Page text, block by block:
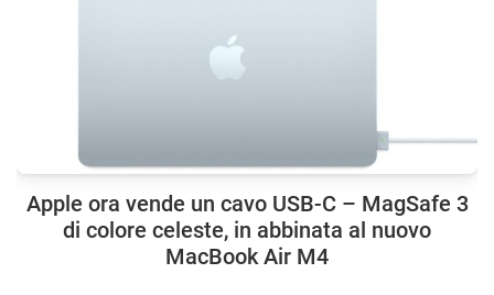
Apple ora vende un cavo USB-C – MagSafe 3
di colore celeste, in abbinata al nuovo
MacBook Air M4